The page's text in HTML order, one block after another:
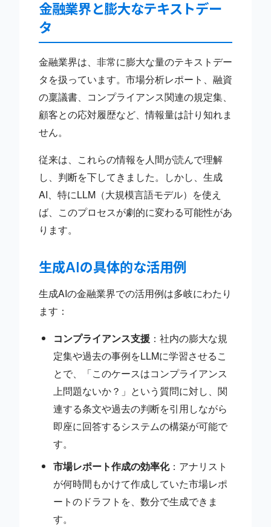
金融業界と膨大なテキストデー
タ
金融業界は、非常に膨大な量のテキストデー
タを扱っています。市場分析レポート、融資
の稟議書、コンプライアンス関連の規定集、
顧客との応対履歴など、情報量は計り知れま
せん。
従来は、これらの情報を人間が読んで理解
し、判断を下してきました。しかし、生成
AI、特にLLM（大規模言語モデル）を使え
ば、このプロセスが劇的に変わる可能性があ
ります。
生成AIの具体的な活用例
生成AIの金融業界での活用例は多岐にわたり
ます：
コンプライアンス支援 ：社内の膨大な規
定集や過去の事例をLLMに学習させるこ
とで、「このケースはコンプライアンス
上問題ないか？」という質問に対し、関
連する条文や過去の判断を引用しながら
即座に回答するシステムの構築が可能で
す。
市場レポート作成の効率化：アナリスト
が何時間もかけて作成していた市場レポ
ートのドラフトを、数分で生成できま
す。